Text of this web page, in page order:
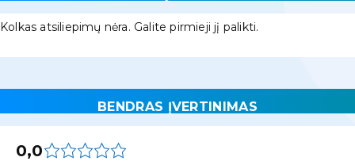
Kolkas atsiliepimų nėra. Galite pirmieji jį palikti.
BENDRAS ĮVERTINIMAS
0,0